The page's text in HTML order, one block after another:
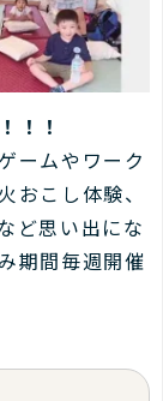
！！
ームやワーク
おこし体験、
ど思い出にな
期間毎週開催